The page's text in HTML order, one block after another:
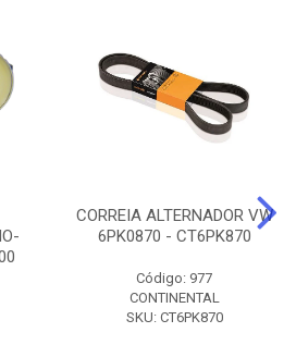
CORREIA ALTERNADOR VW
6PK0870 - CT6PK870
Código: 977
CONTINENTAL
SKU: CT6PK870